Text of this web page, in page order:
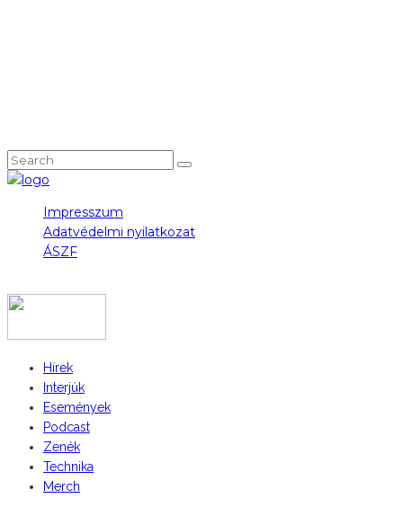
Impresszum
Adatvédelmi nyilatkozat
ÁSZF
Hírek
Interjúk
Események
Podcast
Zenék
Technika
Merch